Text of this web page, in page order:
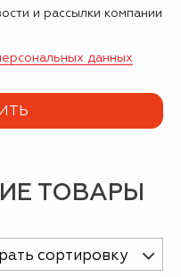
и рассылки компании
данных
ТОВАРЫ
сортировку